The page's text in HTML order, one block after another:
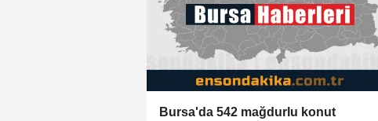
Bursa'da 542 mağdurlu konut